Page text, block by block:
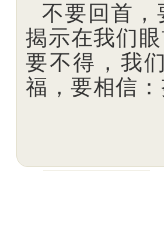
不要回首，
揭示在我们
要不得，我
福，要相信